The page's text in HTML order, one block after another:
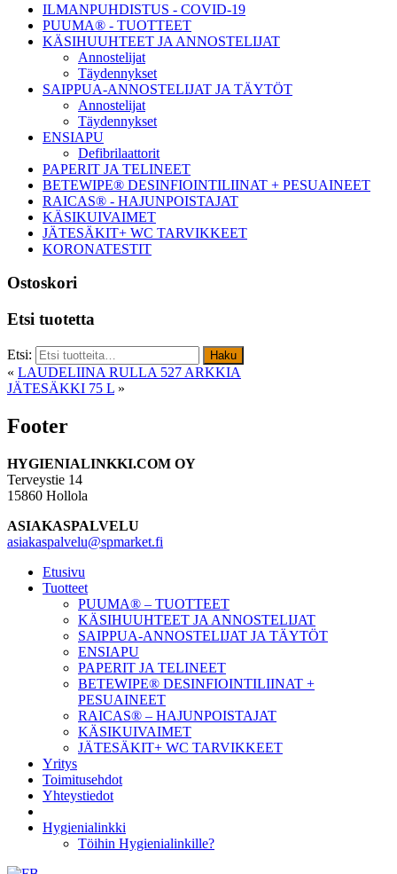
ILMANPUHDISTUS - COVID-19
PUUMA® - TUOTTEET
KÄSIHUUHTEET JA ANNOSTELIJAT
Annostelijat
Täydennykset
SAIPPUA-ANNOSTELIJAT JA TÄYTÖT
Annostelijat
Täydennykset
ENSIAPU
Defibrilaattorit
PAPERIT JA TELINEET
BETEWIPE® DESINFIOINTILIINAT + PESUAINEET
RAICAS® - HAJUNPOISTAJAT
KÄSIKUIVAIMET
JÄTESÄKIT+ WC TARVIKKEET
KORONATESTIT
Ostoskori
Etsi tuotetta
Etsi: Haku
« LAUDELIINA RULLA 527 ARKKIA
JÄTESÄKKI 75 L »
Footer
HYGIENIALINKKI.COM OY
Terveystie 14
15860 Hollola
ASIAKASPALVELU
asiakaspalvelu@spmarket.fi
Etusivu
Tuotteet
PUUMA® – TUOTTEET
KÄSIHUUHTEET JA ANNOSTELIJAT
SAIPPUA-ANNOSTELIJAT JA TÄYTÖT
ENSIAPU
PAPERIT JA TELINEET
BETEWIPE® DESINFIOINTILIINAT +
PESUAINEET
RAICAS® – HAJUNPOISTAJAT
KÄSIKUIVAIMET
JÄTESÄKIT+ WC TARVIKKEET
Yritys
Toimitusehdot
Yhteystiedot
Hygienialinkki
Töihin Hygienialinkille?